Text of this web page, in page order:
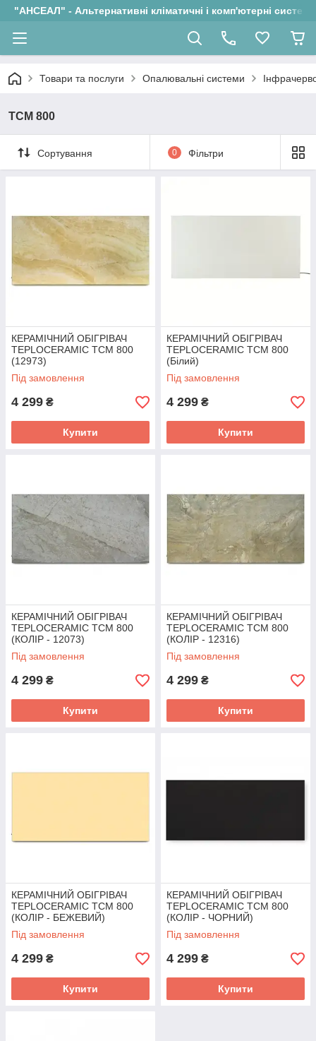
"АНСЕАЛ" - Альтернативні кліматичні і комп'ютерні системи
Товари та послуги Опалювальні системи
ТСМ 800
Сортування 0 Фільтри
КЕРАМІЧНИЙ ОБІГРІВАЧ
TEPLOCERAMIC ТСМ 800
(12973)
Під замовлення
4 299 ₴
Купити
КЕРАМІЧНИЙ ОБІГРІВАЧ
TEPLOCERAMIC ТСМ 800
(Білий)
Під замовлення
4 299 ₴
Купити
КЕРАМІЧНИЙ ОБІГРІВАЧ
TEPLOCERAMIC ТСМ 800
(КОЛІР - 12073)
Під замовлення
4 299 ₴
Купити
КЕРАМІЧНИЙ ОБІГРІВАЧ
TEPLOCERAMIC ТСМ 800
(КОЛІР - 12316)
Під замовлення
4 299 ₴
Купити
КЕРАМІЧНИЙ ОБІГРІВАЧ
TEPLOCERAMIC ТСМ 800
(КОЛІР - БЕЖЕВИЙ)
Під замовлення
4 299 ₴
Купити
КЕРАМІЧНИЙ ОБІГРІВАЧ
TEPLOCERAMIC ТСМ 800
(КОЛІР - ЧОРНИЙ)
Під замовлення
4 299 ₴
Купити